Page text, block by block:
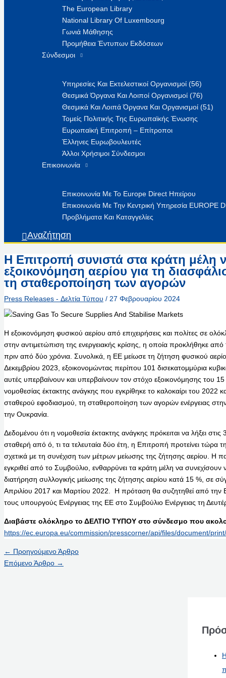
The European Library
National Library Of Luxembourg
Γωνιά Μάθησης
Προμήθεια Έντυπων Εκδόσεων
Σύνδεσμοι
Υπηρεσίες Και Εκτελεστικοί Οργανισμοί (56)
Θεσμικά Όργανα Και Λοιποί Οργανισμοί (76)
Θεσμικά Και Λοιπά Όργανα Και Οργανισμοί (51)
Τομείς Πολιτικής Της Ευρωπαϊκής Ένωσης
Ευρωπαϊκή Επιτροπή – Επίτροποι
Έλληνες Ευρωβουλευτές
Άλλοι Χρήσιμοι Σύνδεσμοι
Επικοινωνία
Επικοινωνία Με Το Europe Direct Ηπείρου
Επικοινωνία Με Την Κεντρική Υπηρεσία EUROPE
Προβλήματα Και Καταγγελίες
Αναζήτηση
Η Επιτροπή συνιστά στα κράτη μέλη
εξοικονόμηση αερίου για τη
τη σταθεροποίηση των αγορών
Press Releases - Δελτία Τύπου / 27 Φεβρουαρίου 2024
Η εξοικονόμηση φυσικού αερίου από επιχειρήσεις και πολίτες σε
στην αντιμετώπιση της ενεργειακής κρίσης, η οποία προκλήθηκε
πριν από δύο χρόνια. Συνολικά, η ΕΕ μείωσε τη ζήτηση φυσικού
Δεκεμβρίου 2023, εξοικονομώντας περίπου 101 δισεκατομμύρια
αυτές υπερβαίνουν και υπερβαίνουν τον στόχο εξοικονόμησης του
νομοθεσίας έκτακτης ανάγκης που εγκρίθηκε το καλοκαίρι του 2022
σταθερού εφοδιασμού, τη σταθεροποίηση των αγορών ενέργειας
την Ουκρανία.
Δεδομένου ότι η νομοθεσία έκτακτης ανάγκης πρόκειται να λήξει
σταθερή από ό, τι τα τελευταία δύο έτη, η Επιτροπή προτείνει τώρα
σχετικά με τη συνέχιση των μέτρων μείωσης της ζήτησης αερίου.
εγκριθεί από το Συμβούλιο, ενθαρρύνει τα κράτη μέλη να συνεχίσουν
διατήρηση συλλογικής μείωσης της ζήτησης αερίου κατά 15 %, σε
Απριλίου 2017 και Μαρτίου 2022. Η πρόταση θα συζητηθεί από την
τους υπουργούς Ενέργειας της ΕΕ στο Συμβούλιο Ενέργειας τη
Διαβάστε ολόκληρο το ΔΕΛΤΙΟ ΤΥΠΟΥ στο σύνδεσμο που
https://ec.europa.eu/commission/presscorner/api/files/document/
← Προηγούμενο Άρθρο
Επόμενο Άρθρο →